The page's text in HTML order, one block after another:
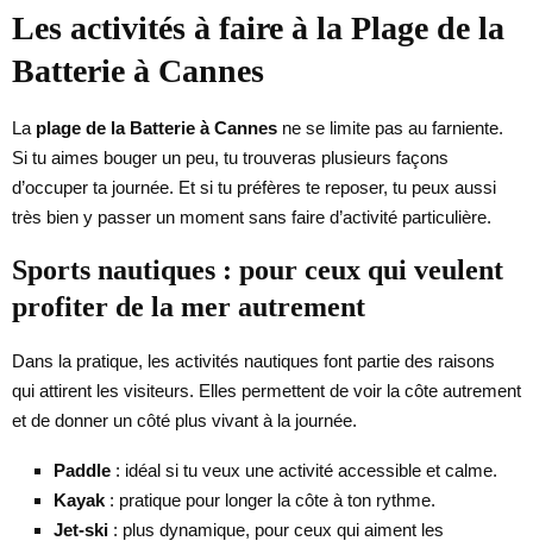
Les activités à faire à la Plage de la
Batterie à Cannes
La plage de la Batterie à Cannes ne se limite pas au farniente.
Si tu aimes bouger un peu, tu trouveras plusieurs façons
d’occuper ta journée. Et si tu préfères te reposer, tu peux aussi
très bien y passer un moment sans faire d’activité particulière.
Sports nautiques : pour ceux qui veulent
profiter de la mer autrement
Dans la pratique, les activités nautiques font partie des raisons
qui attirent les visiteurs. Elles permettent de voir la côte autrement
et de donner un côté plus vivant à la journée.
Paddle : idéal si tu veux une activité accessible et calme.
Kayak : pratique pour longer la côte à ton rythme.
Jet-ski : plus dynamique, pour ceux qui aiment les